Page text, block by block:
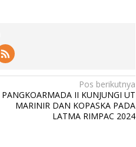
Pos berikutnya
PANGKOARMADA II KUNJUNGI UT
MARINIR DAN KOPASKA PADA
LATMA RIMPAC 2024